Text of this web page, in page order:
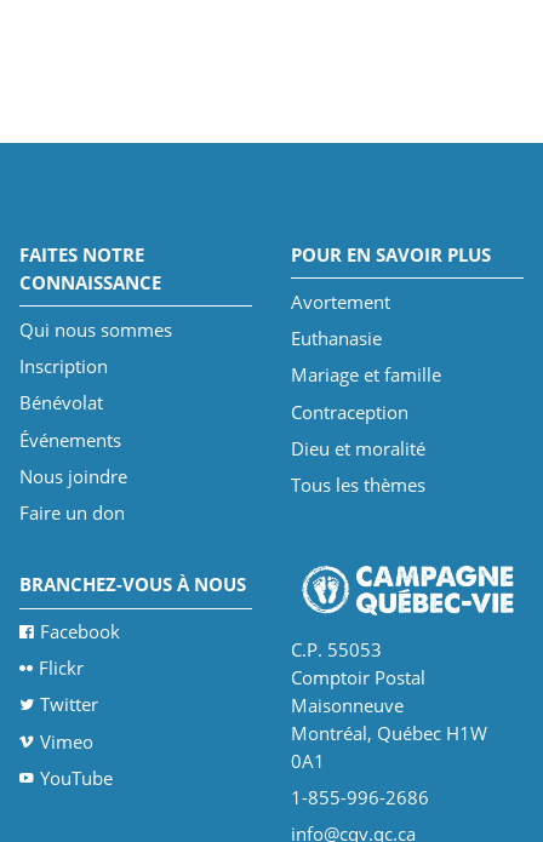
FAITES NOTRE
CONNAISSANCE
Qui nous sommes
Inscription
Bénévolat
Événements
Nous joindre
Faire un don
POUR EN SAVOIR PLUS
Avortement
Euthanasie
Mariage et famille
Contraception
Dieu et moralité
Tous les thèmes
BRANCHEZ-VOUS À NOUS
Facebook
Flickr
Twitter
Vimeo
YouTube
C.P. 55053
Comptoir Postal
Maisonneuve
Montréal, Québec H1W
0A1
1-855-996-2686
info@cqv.qc.ca